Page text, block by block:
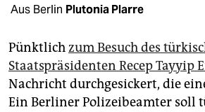
unterstützen
abo
genossenschaft
Aus Berlin Plutonia Plarre
Pünktlichzum Besuch des
Staatspräsidenten Recep Tayyip
Nachricht durchgesickert, die
Ein Berliner Polizeibeamter soll